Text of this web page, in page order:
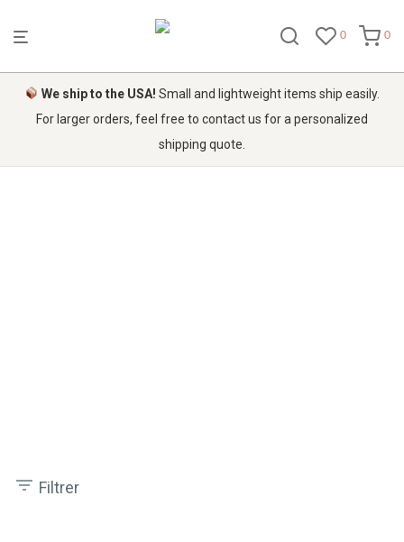
0 0
We ship to the USA! Small and lightweight items ship easily.
For larger orders, feel free to contact us for a personalized
shipping quote.
Filtrer